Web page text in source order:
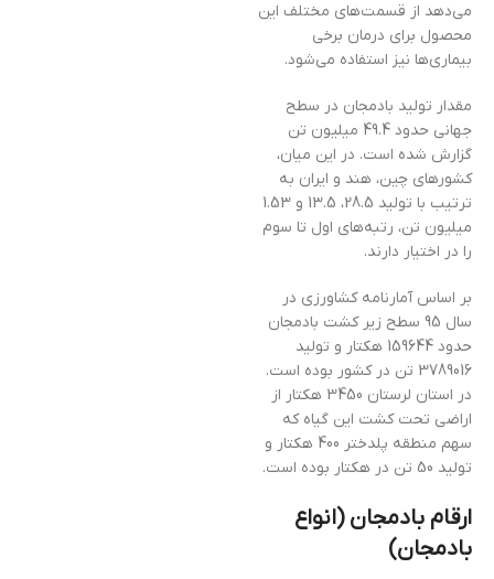
می‌دهد از قسمت‌های مختلف این
محصول برای درمان برخی
بیماری‌ها نیز استفاده می‌شود.
مقدار تولید بادمجان در سطح
جهانی حدود 49.4 میلیون تن
گزارش شده است. در این میان،
کشورهای چین، هند و ایران به
ترتیب با تولید 28.5، 13.5 و 1.53
میلیون تن، رتبه‌های اول تا سوم
را در اختیار دارند.
بر اساس آمارنامه کشاورزی در
سال 95 سطح زیر کشت بادمجان
حدود 159644 هکتار و تولید
3789016 تن در کشور بوده است.
در استان لرستان 3450 هکتار از
اراضی تحت کشت این گیاه که
سهم منطقه پلدختر 400 هکتار و
تولید 50 تن در هکتار بوده است.
ارقام بادمجان (انواع
بادمجان)